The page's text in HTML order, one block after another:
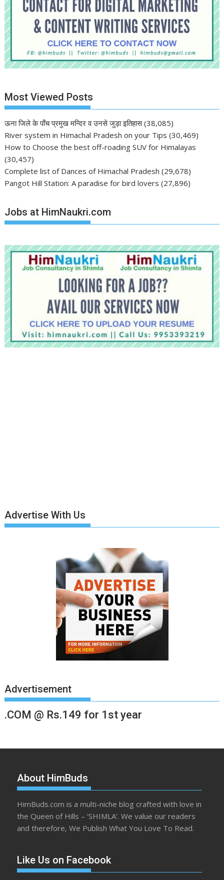
Most Viewed Posts
ऊना जिले के पाँच प्रमुख मन्दिर व उनसे जुड़ा इतिहास (38,085)
River system in Himachal Pradesh on your Tips (30,469)
How to Choose the best off-roading SUV for Himalayas
(30,457)
Complete list of Dances of Himachal Pradesh (29,678)
Pangot Hill Station: A paradise for bird lovers (27,896)
Jobs at HimNaukri.com
Advertise With Us
Advertisement
.COM @ Rs.149 for 1st year
About HimBuds
HimBuds.com is a multi-niche blog crafted with love in
the Queen of Hills – ‘SHIMLA’. We value our readers
and therefore, We Publish What You Love To Read.
Like Us on Facebook